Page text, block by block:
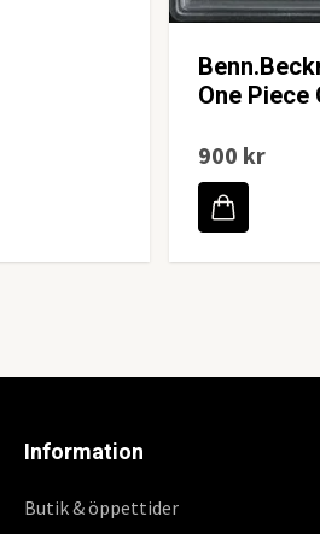
One Piece
900 kr
Information
Butik & öppettider